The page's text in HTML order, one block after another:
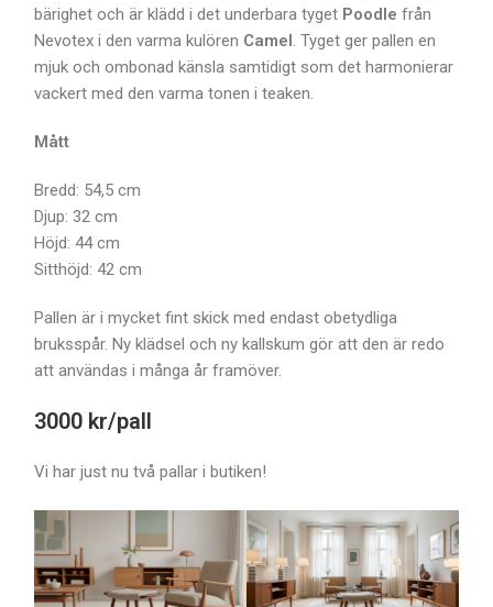
bärighet och är klädd i det underbara tyget Poodle från
Nevotex i den varma kulören Camel. Tyget ger pallen en
mjuk och ombonad känsla samtidigt som det harmonierar
vackert med den varma tonen i teaken.
Mått
Bredd: 54,5 cm
Djup: 32 cm
Höjd: 44 cm
Sitthöjd: 42 cm
Pallen är i mycket fint skick med endast obetydliga
bruksspår. Ny klädsel och ny kallskum gör att den är redo
att användas i många år framöver.
3000 kr/pall
Vi har just nu två pallar i butiken!